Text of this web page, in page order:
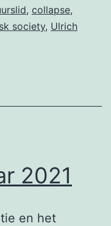
, collapse,
society, Ulrich
2021
en het